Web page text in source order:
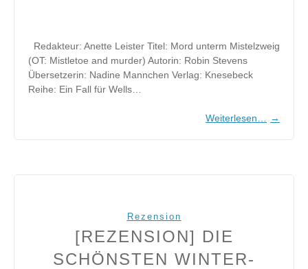
Redakteur: Anette Leister Titel: Mord unterm Mistelzweig
(OT: Mistletoe and murder) Autorin: Robin Stevens
Übersetzerin: Nadine Mannchen Verlag: Knesebeck
Reihe: Ein Fall für Wells…
Weiterlesen… →
Rezension
[REZENSION] DIE
SCHÖNSTEN WINTER-